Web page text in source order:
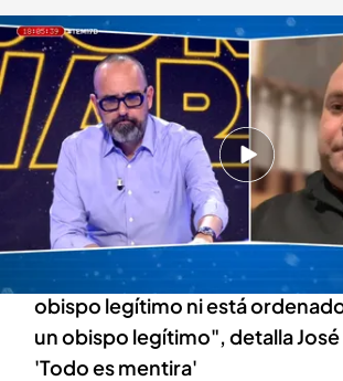
El obispo Rodrigo Da Silva, nuevo guía espiritual de
Belorado, en 'Todo es mentira'
Todo es mentira
17 DIC 2024 - 19:13h.
Rodrigo Da Silva es el nuevo
las monjas de Belorado
"No está ordenado ni como
obispo legítimo ni está
un obispo legítimo", detalla
'Todo es mentira'